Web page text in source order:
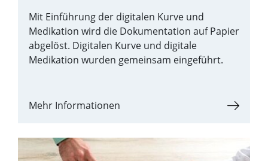
Mit Einführung der digitalen Kurve und
Medikation wird die Dokumentation auf Papier
abgelöst. Digitalen Kurve und digitale
Medikation wurden gemeinsam eingeführt.
Mehr Informationen